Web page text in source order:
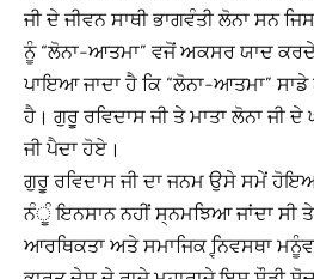
ਜੀ ਦੇ ਜੀਵਨ ਸਾਥੀ ਭਾਗਵੰਤੀ ਲੋਨਾ ਸਨ
ਨੂੰ “ਲੋਨਾ-ਆਤਮਾ” ਵਜੋਂ ਅਕਸਰ ਯਾਦ
ਪਾਇਆ ਜਾਦਾ ਹੈ ਕਿ “ਲੋਨਾ-ਆਤਮਾ”
ਹੈ। ਗੁਰੂੁ ਰਵਿਦਾਸ ਜੀ ਤੇ ਮਾਤਾ ਲੋਨਾ ਜੀ
ਜੀ ਪੈਦਾ ਹੋਏ।
ਗੁਰੂੁ ਰਵਿਦਾਸ ਜੀ ਦਾ ਜਨਮ ਉਸੇ ਸਮੇਂ
ਨੰੂੰ ਇਨਸਾਨ ਨਹੀਂ ਸ੍ਨਮਝਿਆ ਜਾਂਦਾ ਸੀ ਤੇ
ਆਰਥਿਕਤਾ ਅਤੇ ਸਮਾਜਿਕ ਵ੍ਨਿਵਸਥਾ